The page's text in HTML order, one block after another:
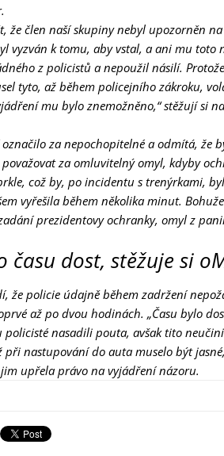
že člen naší skupiny nebyl upozorněn
vyzván k tomu, aby vstal, a ani mu toto
z policistů a nepoužil násilí.
tyto, až během policejního zákroku,
mu bylo znemožněno,“ stěžují si
za nepochopitelné a odmítá, že
za omluvitelný omyl, kdyby
což by, po incidentu s trenýrkami,
vyřešila během několika minut.
prezidentovy ochranky, omyl z
času dost, stěžuje si
že policie údajně během zadržení
až po dvou hodinách. „Času bylo
policisté nasadili pouta, avšak tito
při nastupování do auta muselo být
upřela právo na vyjádření názoru.